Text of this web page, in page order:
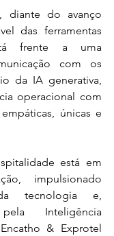
diante do avanço
das ferramentas
frente a uma
com os
da IA generativa,
operacional com
únicas e
está em
impulsionado
tecnologia e,
Inteligência
& Exprotel